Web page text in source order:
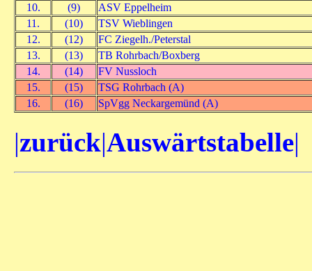
10.
(9)
ASV Eppelheim
11.
(10)
TSV Wieblingen
12.
(12)
FC Ziegelh./Peterstal
13.
(13)
TB Rohrbach/Boxberg
14.
(14)
FV Nussloch
15.
(15)
TSG Rohrbach (A)
16.
(16) SpVgg Neckargemünd (A)
|zurück|Auswärtstabelle|